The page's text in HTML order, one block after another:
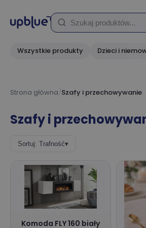
Wszystkie produkty Dzieci i
Strona główna Szafy i przechowywanie
Szafy i
Sortuj: Trafność▾
Komoda FLY 160 biały